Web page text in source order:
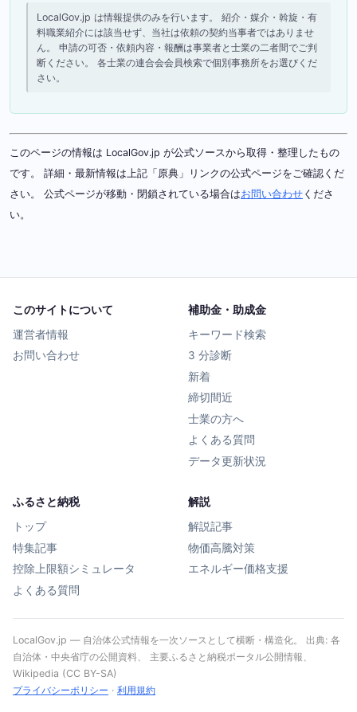
LocalGov.jp は情報提供のみを行います。 紹介・媒介・斡旋・有
料職業紹介には該当せず、当社は依頼の契約当事者ではありませ
ん。 申請の可否・依頼内容・報酬は事業者と士業の二者間でご判
断ください。 各士業の連合会会員検索で個別事務所をお選びくだ
さい。
このページの情報は LocalGov.jp が公式ソースから取得・整理したもの
です。 詳細・最新情報は上記「原典」リンクの公式ページをご確認くだ
さい。 公式ページが移動・閉鎖されている場合はお問い合わせ くださ
い。
このサイトについて
運営者情報
お問い合わせ
補助金・助成金
キーワード検索
3 分診断
新着
締切間近
士業の方へ
よくある質問
データ更新状況
ふるさと納税
トップ
特集記事
控除上限額シミュレータ
よくある質問
解説
解説記事
物価高騰対策
エネルギー価格支援
LocalGov.jp — 自治体公式情報を一次ソースとして横断・構造化。 出典: 各
自治体・中央省庁の公開資料、 主要ふるさと納税ポータル公開情報、
Wikipedia (CC BY-SA)
プライバシーポリシー · 利用規約